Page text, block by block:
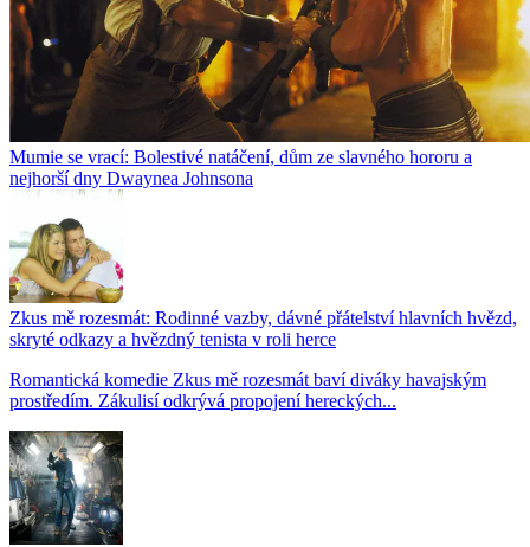
Mumie se vrací: Bolestivé natáčení, dům ze slavného hororu a
nejhorší dny Dwaynea Johnsona
Zkus mě rozesmát: Rodinné vazby, dávné přátelství hlavních hvězd,
skryté odkazy a hvězdný tenista v roli herce
Romantická komedie Zkus mě rozesmát baví diváky havajským
prostředím. Zákulisí odkrývá propojení hereckých...